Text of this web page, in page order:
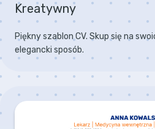
Kreatywny
Piękny szablon CV. Skup się na
elegancki sposób.